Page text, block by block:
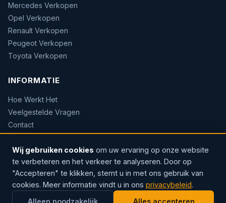
Mercedes Verkopen
Opel Verkopen
Renault Verkopen
Peugeot Verkopen
Toyota Verkopen
INFORMATIE
Hoe Werkt Het
Veelgestelde Vragen
Contact
© 2026 AUTOWOW — Erkend handelaar · Sinds 2004 · Rozenlaan
37, 9140 Temse, België. Alle rechten voorbehouden.
Wij gebruiken cookies om uw ervaring op onze website
te verbeteren en het verkeer te analyseren. Door op
"Accepteren" te klikken, stemt u in met ons gebruik van
cookies. Meer informatie vindt u in ons privacybeleid.